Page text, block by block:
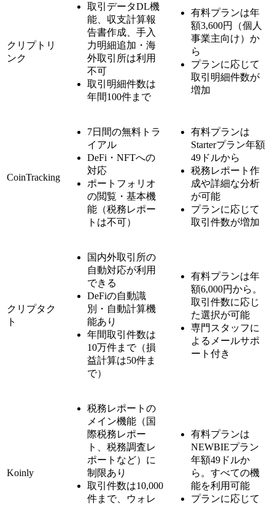
クリプトリ
ンク
取引データDL機
能、収支計算報
告書作成、手入
力明細追加・海
外取引所は利用
不可
取引明細件数は
年間100件まで
有料プランは年
額3,600円（個人
事業主向け）か
ら
プランに応じて
取引明細件数が
増加
CoinTracking
7日間の無料トラ
イアル
DeFi・NFTへの
対応
ポートフォリオ
の閲覧・基本機
能（税務レポー
トは不可）
有料プランは
Starterプラン年額
49ドルから
税務レポート作
成や詳細な分析
が可能
プランに応じて
取引件数が増加
クリプタク
ト
国内外取引所の
自動対応が利用
できる
DeFiの自動識
別・自動計算機
能あり
年間取引件数は
10万件まで（損
益計算は50件ま
で）
有料プランは年
額6,000円から。
取引件数に応じ
た選択が可能
専門スタッフに
よるメールサポ
ート付き
Koinly
税務レポートの
メイン機能（国
際税務レポー
ト、税務調査レ
ポートなど）に
制限あり
取引件数は10,000
件まで、ウォレ
有料プランは
NEWBIEプラン
年額49ドルか
ら。すべての機
能を利用可能
プランに応じて